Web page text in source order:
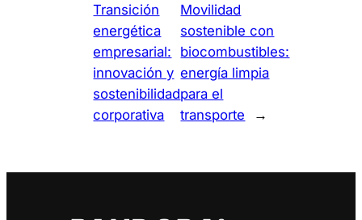
Transición
energética
empresarial:
innovación y
sostenibilidad
corporativa
Movilidad
sostenible con
biocombustibles:
energía limpia
para el
transporte
→